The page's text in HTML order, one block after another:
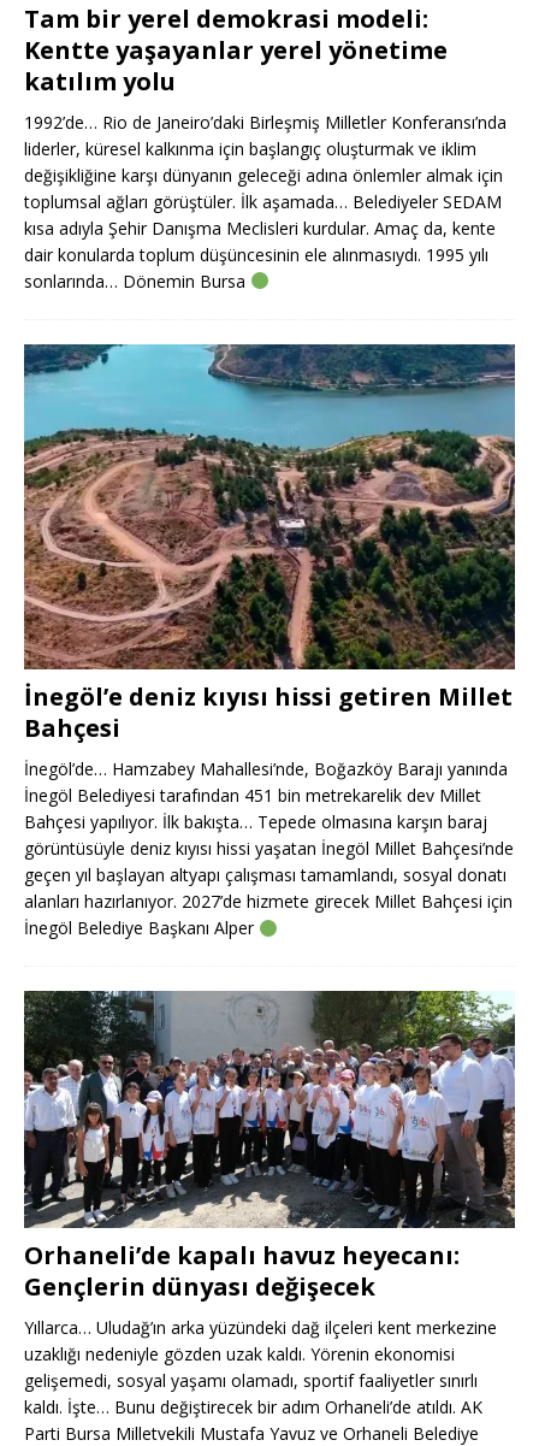
Tam bir yerel demokrasi modeli:
Kentte yaşayanlar yerel yönetime
katılım yolu
1992’de… Rio de Janeiro’daki Birleşmiş Milletler Konferansı’nda
liderler, küresel kalkınma için başlangıç oluşturmak ve iklim
değişikliğine karşı dünyanın geleceği adına önlemler almak için
toplumsal ağları görüştüler. İlk aşamada… Belediyeler SEDAM
kısa adıyla Şehir Danışma Meclisleri kurdular. Amaç da, kente
dair konularda toplum düşüncesinin ele alınmasıydı. 1995 yılı
sonlarında… Dönemin Bursa
İnegöl’e deniz kıyısı hissi getiren Millet
Bahçesi
İnegöl’de… Hamzabey Mahallesi’nde, Boğazköy Barajı yanında
İnegöl Belediyesi tarafından 451 bin metrekarelik dev Millet
Bahçesi yapılıyor. İlk bakışta… Tepede olmasına karşın baraj
görüntüsüyle deniz kıyısı hissi yaşatan İnegöl Millet Bahçesi’nde
geçen yıl başlayan altyapı çalışması tamamlandı, sosyal donatı
alanları hazırlanıyor. 2027’de hizmete girecek Millet Bahçesi için
İnegöl Belediye Başkanı Alper
Orhaneli’de kapalı havuz heyecanı:
Gençlerin dünyası değişecek
Yıllarca… Uludağ’ın arka yüzündeki dağ ilçeleri kent merkezine
uzaklığı nedeniyle gözden uzak kaldı. Yörenin ekonomisi
gelişemedi, sosyal yaşamı olamadı, sportif faaliyetler sınırlı
kaldı. İşte… Bunu değiştirecek bir adım Orhaneli’de atıldı. AK
Parti Bursa Milletvekili Mustafa Yavuz ve Orhaneli Belediye